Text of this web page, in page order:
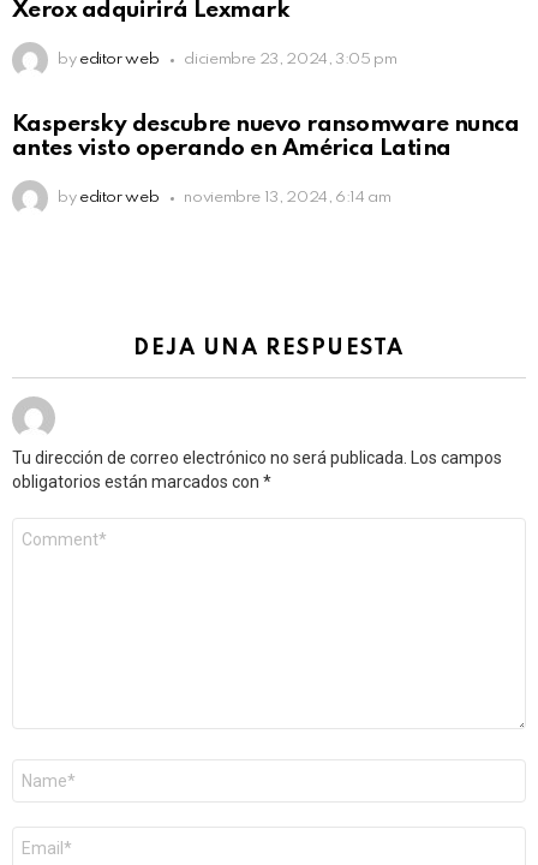
Xerox adquirirá Lexmark
by editor web diciembre 23, 2024, 3:05 pm
Kaspersky descubre nuevo ransomware nunca
antes visto operando en América Latina
by editor web noviembre 13, 2024, 6:14 am
DEJA UNA RESPUESTA
Tu dirección de correo electrónico no será publicada.
Los campos
obligatorios están marcados con *
electrónico